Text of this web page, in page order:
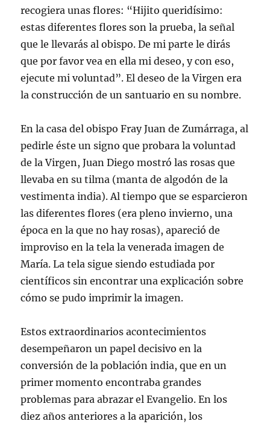
recogiera unas flores: “Hijito queridísimo:
estas diferentes flores son la prueba, la señal
que le llevarás al obispo. De mi parte le dirás
que por favor vea en ella mi deseo, y con eso,
ejecute mi voluntad”. El deseo de la Virgen era
la construcción de un santuario en su nombre.
En la casa del obispo Fray Juan de Zumárraga, al
pedirle éste un signo que probara la voluntad
de la Virgen, Juan Diego mostró las rosas que
llevaba en su tilma (manta de algodón de la
vestimenta india). Al tiempo que se esparcieron
las diferentes flores (era pleno invierno, una
época en la que no hay rosas), apareció de
improviso en la tela la venerada imagen de
María. La tela sigue siendo estudiada por
científicos sin encontrar una explicación sobre
cómo se pudo imprimir la imagen.
Estos extraordinarios acontecimientos
desempeñaron un papel decisivo en la
conversión de la población india, que en un
primer momento encontraba grandes
problemas para abrazar el Evangelio. En los
diez años anteriores a la aparición, los